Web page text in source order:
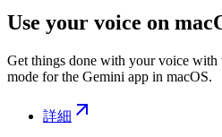
Use your voice on
Get things done with your voice with
mode for the Gemini app in macOS.
詳細